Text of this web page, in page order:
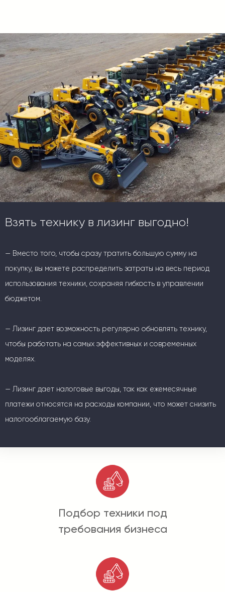
Взять технику в лизинг выгодно!
— Вместо того, чтобы сразу тратить большую сумму на
покупку, вы можете распределить затраты на весь период
использования техники, сохраняя гибкость в управлении
бюджетом.
— Лизинг дает возможность регулярно обновлять технику,
чтобы работать на самых эффективных и современных
моделях.
— Лизинг дает налоговые выгоды, так как ежемесячные
платежи относятся на расходы компании, что может снизить
налогооблагаемую базу.
Подбор техники под
требования бизнеса